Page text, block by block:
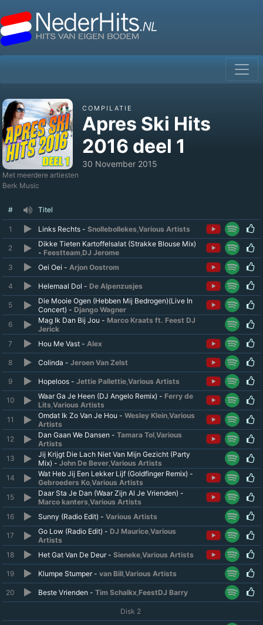
COMPILATIE
Apres Ski Hits
2016 deel 1
30 November 2015
Met meerdere artiesten
Berk Music
# Titel
1 Links Rechts - Snollebollekes,Various Artists
2
Dikke Tieten Kartoffelsalat (Strakke Blouse Mix)
- Feestteam,DJ Jerome
3
Oei Oei - Arjon Oostrom
4 Helemaal Dol - De Alpenzusjes
5
Die Mooie Ogen (Hebben Mij Bedrogen)(Live In
Concert) - Django Wagner
6
Mag Ik Dan Bij Jou - Marco Kraats ft. Feest DJ
Jerick
7
Hou Me Vast - Alex
8 Colinda - Jeroen Van Zelst
9 Hopeloos - Jettie Pallettie,Various Artists
10 Waar Ga Je Heen (DJ Angelo Remix) - Ferry de
Lits,Various Artists
11
Omdat Ik Zo Van Je Hou - Wesley Klein,Various
Artists
12
Dan Gaan We Dansen - Tamara Tol,Various
Artists
13
Jij Krijgt Die Lach Niet Van Mijn Gezicht (Party
Mix) - John De Bever,Various Artists
14
Wat Heb Jij Een Lekker Lijf (Goldfinger Remix) -
Gebroeders Ko,Various Artists
15
Daar Sta Je Dan (Waar Zijn Al Je Vrienden) -
Marco kanters,Various Artists
16
Sunny (Radio Edit) - Various Artists
17 Go Low (Radio Edit) - DJ Maurice,Various
Artists
18
Het Gat Van De Deur - Sieneke,Various Artists
19 Klumpe Stumper - van Bill,Various Artists
20 Beste Vrienden - Tim Schalkx,FeestDJ Barry
Disk 2